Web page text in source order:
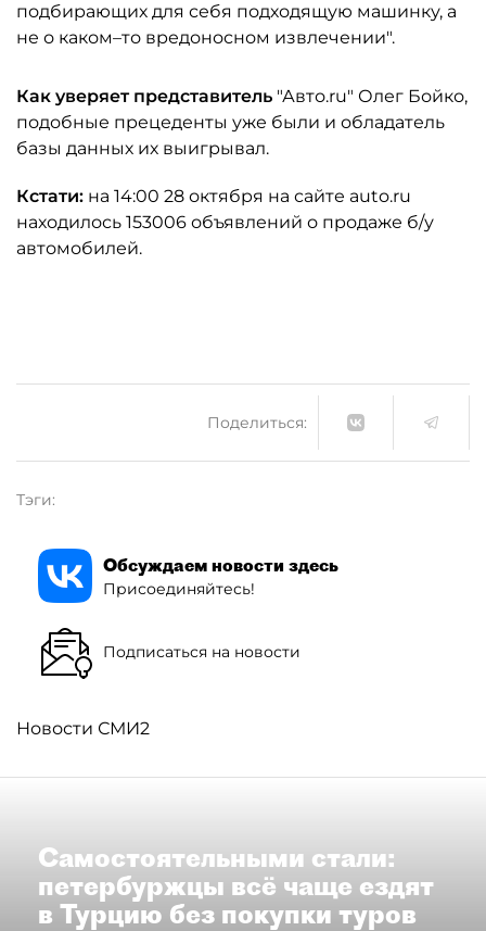
подбирающих для себя подходящую машинку, а
не о каком–то вредоносном извлечении".
Как уверяет представитель "Авто.ru" Олег Бойко,
подобные прецеденты уже были и обладатель
базы данных их выигрывал.
Кстати: на 14:00 28 октября на сайте auto.ru
находилось 153006 объявлений о продаже б/у
автомобилей.
Поделиться:
Тэги:
Обсуждаем новости здесь
Присоединяйтесь!
Подписаться на новости
Новости СМИ2
Самостоятельными стали:
петербуржцы всё чаще ездят
в Турцию без покупки туров